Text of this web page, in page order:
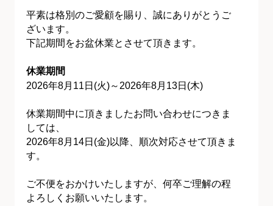
平素は格別のご愛顧を賜り、誠にありがとうご
ざいます。
下記期間をお盆休業とさせて頂きます。
休業期間
2026年8月11日(火)～2026年8月13日(木)
休業期間中に頂きましたお問い合わせにつきま
しては、
2026年8月14日(金)以降、順次対応させて頂きま
す。
ご不便をおかけいたしますが、何卒ご理解の程
よろしくお願いいたします。